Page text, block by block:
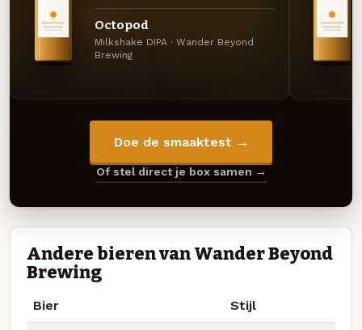
Octopod
Milkshake DIPA · Wander Beyond
Brewing
Doe de smaaktest →
Of stel direct je box samen →
Andere bieren van Wander Beyond
Brewing
Bier Stijl